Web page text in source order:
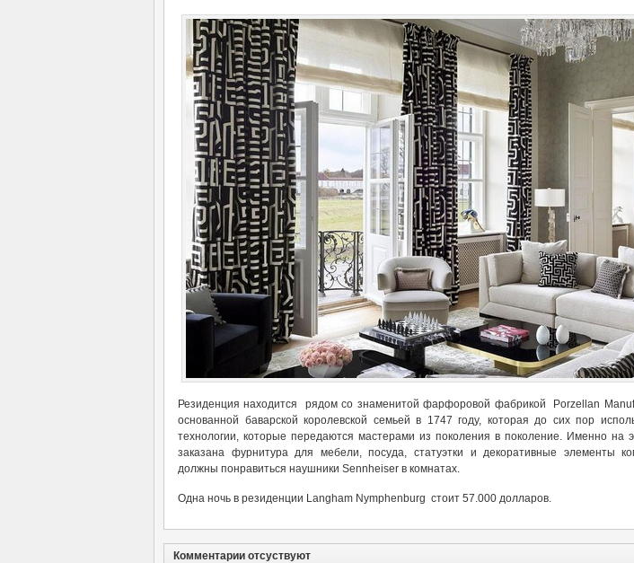
Резиденция находится рядом со знаменитой фарфоровой фабрикой Porzellan
основанной баварской королевской семьей в 1747 году, которая до сих пор
технологии, которые передаются мастерами из поколения в поколение. Именно на
заказана фурнитура для мебели, посуда, статуэтки и декоративные элементы
должны понравиться наушники Sennheiser в комнатах.
Одна ночь в резиденции Langham Nymphenburg стоит 57.000 долларов.
Комментарии отсуствуют